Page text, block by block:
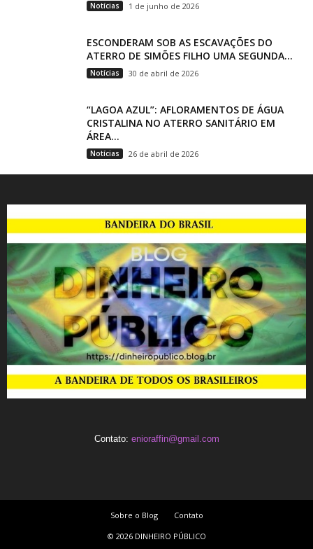
Notícias 1 de junho de 2026
ESCONDERAM SOB AS ESCAVAÇÕES DO
ATERRO DE SIMÕES FILHO UMA SEGUNDA...
Notícias 30 de abril de 2026
“LAGOA AZUL”: AFLORAMENTOS DE ÁGUA
CRISTALINA NO ATERRO SANITÁRIO EM
ÁREA...
Notícias 26 de abril de 2026
Contato: enioraffin@gmail.com
Sobre o Blog
Contato
© 2026 DINHEIRO PÚBLICO